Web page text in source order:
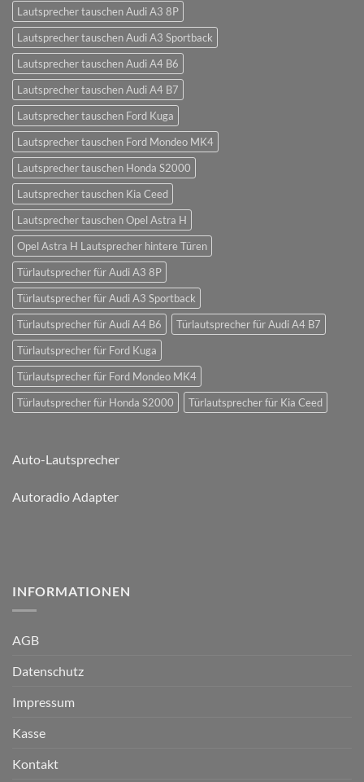
Lautsprecher tauschen Audi A3 8P
Lautsprecher tauschen Audi A3 Sportback
Lautsprecher tauschen Audi A4 B6
Lautsprecher tauschen Audi A4 B7
Lautsprecher tauschen Ford Kuga
Lautsprecher tauschen Ford Mondeo MK4
Lautsprecher tauschen Honda S2000
Lautsprecher tauschen Kia Ceed
Lautsprecher tauschen Opel Astra H
Opel Astra H Lautsprecher hintere Türen
Türlautsprecher für Audi A3 8P
Türlautsprecher für Audi A3 Sportback
Türlautsprecher für Audi A4 B6
Türlautsprecher für Audi A4 B7
Türlautsprecher für Ford Kuga
Türlautsprecher für Ford Mondeo MK4
Türlautsprecher für Honda S2000
Türlautsprecher für Kia Ceed
Auto-Lautsprecher
Autoradio Adapter
INFORMATIONEN
AGB
Datenschutz
Impressum
Kasse
Kontakt